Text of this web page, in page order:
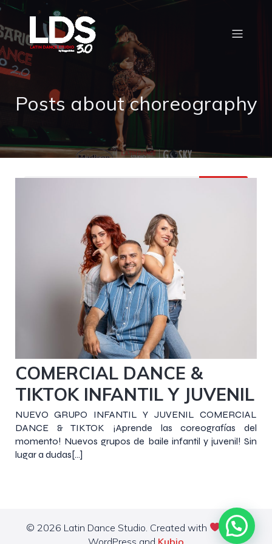
Posts about choreography
24 septiembre 2020
COMERCIAL DANCE &
TIKTOK INFANTIL Y JUVENIL
NUEVO GRUPO INFANTIL Y JUVENIL COMERCIAL
DANCE & TIKTOK ¡Aprende las coreografías del
momento! Nuevos grupos de baile infantil y juvenil! Sin
lugar a dudas[…]
© 2026 Latin Dance Studio. Created with
using
WordPress and Kubio